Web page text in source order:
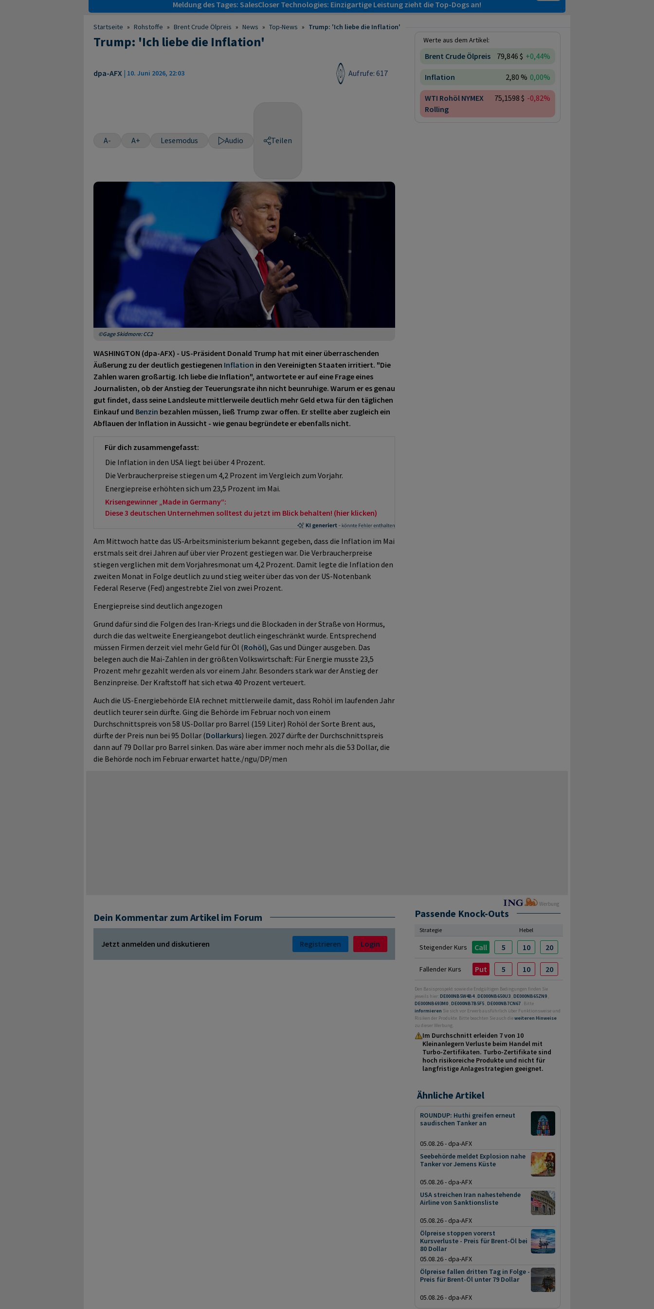
Meldung des Tages: SalesCloser Technologies: Einzigartige Leistung zieht die Top-Dogs an!
Startseite » Rohstoffe » Brent Crude Ölpreis » News » Top-News » Trump: 'Ich liebe die Inflation'
Trump: 'Ich liebe die Inflation'
dpa-AFX | 10. Juni 2026, 22:03 Aufrufe: 617
A- A+ Lesemodus Audio Teilen
©Gage Skidmore: CC2
WASHINGTON (dpa-AFX) - US-Präsident Donald Trump hat mit einer überraschenden
Äußerung zu der deutlich gestiegenen Inflation in den Vereinigten Staaten irritiert. "Die
Zahlen waren großartig. Ich liebe die Inflation", antwortete er auf eine Frage eines
Journalisten, ob der Anstieg der Teuerungsrate ihn nicht beunruhige. Warum er es genau
gut findet, dass seine Landsleute mittlerweile deutlich mehr Geld etwa für den täglichen
Einkauf und Benzin bezahlen müssen, ließ Trump zwar offen. Er stellte aber zugleich ein
Abflauen der Inflation in Aussicht - wie genau begründete er ebenfalls nicht.
Für dich zusammengefasst:
Die Inflation in den USA liegt bei über 4 Prozent.
Die Verbraucherpreise stiegen um 4,2 Prozent im Vergleich zum Vorjahr.
Energiepreise erhöhten sich um 23,5 Prozent im Mai.
Krisengewinner „Made in Germany“:
Diese 3 deutschen Unternehmen solltest du jetzt im Blick behalten! (hier klicken)
Am Mittwoch hatte das US-Arbeitsministerium bekannt gegeben, dass die Inflation im Mai
erstmals seit drei Jahren auf über vier Prozent gestiegen war. Die Verbraucherpreise
stiegen verglichen mit dem Vorjahresmonat um 4,2 Prozent. Damit legte die Inflation den
zweiten Monat in Folge deutlich zu und stieg weiter über das von der US-Notenbank
Federal Reserve (Fed) angestrebte Ziel von zwei Prozent.
Energiepreise sind deutlich angezogen
Grund dafür sind die Folgen des Iran-Kriegs und die Blockaden in der Straße von Hormus,
durch die das weltweite Energieangebot deutlich eingeschränkt wurde. Entsprechend
müssen Firmen derzeit viel mehr Geld für Öl (Rohöl), Gas und Dünger ausgeben. Das
belegen auch die Mai-Zahlen in der größten Volkswirtschaft: Für Energie musste 23,5
Prozent mehr gezahlt werden als vor einem Jahr. Besonders stark war der Anstieg der
Benzinpreise. Der Kraftstoff hat sich etwa 40 Prozent verteuert.
Auch die US-Energiebehörde EIA rechnet mittlerweile damit, dass Rohöl im laufenden Jahr
deutlich teurer sein dürfte. Ging die Behörde im Februar noch von einem
Durchschnittspreis von 58 US-Dollar pro Barrel (159 Liter) Rohöl der Sorte Brent aus,
dürfte der Preis nun bei 95 Dollar (Dollarkurs) liegen. 2027 dürfte der Durchschnittspreis
dann auf 79 Dollar pro Barrel sinken. Das wäre aber immer noch mehr als die 53 Dollar, die
die Behörde noch im Februar erwartet hatte./ngu/DP/men
Werte aus dem Artikel:
Brent Crude Ölpreis 79,846 $ +0,44%
Inflation 2,80 % 0,00%
WTI Rohöl NYMEX
Rolling
75,1598 $ -0,82%
Dein Kommentar zum Artikel im Forum
Jetzt anmelden und diskutieren Registrieren Login
Werbung
Passende Knock-Outs
Strategie Hebel
Steigender Kurs Call 5 10 20
Fallender Kurs Put 5 10 20
Den Basisprospekt sowie die Endgültigen Bedingungen finden Sie
jeweils hier: DE000NB5W4B4,DE000NB650U3 ,DE000NB65ZN9 ,
DE000NB693M0 ,DE000NB7B5F5 ,DE000NB7CN67 . Bitte
informieren Sie sich vor Erwerb ausführlich über Funktionsweise und
Risiken der Produkte. Bitte beachten Sie auch dieweiteren Hinweise
zu dieser Werbung.
Im Durchschnitt erleiden 7 von 10
Kleinanlegern Verluste beim Handel mit
Turbo-Zertifikaten. Turbo-Zertifikate sind
hoch risikoreiche Produkte und nicht für
langfristige Anlage­strategien geeignet.
Ähnliche Artikel
ROUNDUP: Huthi greifen erneut
saudischen Tanker an
05.08.26 - dpa-AFX
Seebehörde meldet Explosion nahe
Tanker vor Jemens Küste
05.08.26 - dpa-AFX
USA streichen Iran nahestehende
Airline von Sanktionsliste
05.08.26 - dpa-AFX
Ölpreise stoppen vorerst
Kursverluste - Preis für Brent-Öl bei
80 Dollar
05.08.26 - dpa-AFX
Ölpreise fallen dritten Tag in Folge -
Preis für Brent-Öl unter 79 Dollar
05.08.26 - dpa-AFX